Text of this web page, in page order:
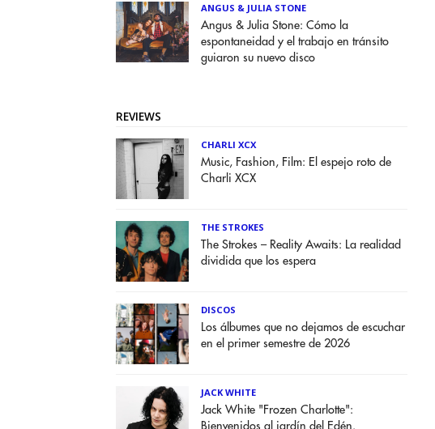
ANGUS & JULIA STONE
Angus & Julia Stone: Cómo la
espontaneidad y el trabajo en tránsito
guiaron su nuevo disco
REVIEWS
CHARLI XCX
Music, Fashion, Film: El espejo roto de
Charli XCX
THE STROKES
The Strokes – Reality Awaits: La realidad
dividida que los espera
DISCOS
Los álbumes que no dejamos de escuchar
en el primer semestre de 2026
JACK WHITE
Jack White "Frozen Charlotte":
Bienvenidos al jardín del Edén.